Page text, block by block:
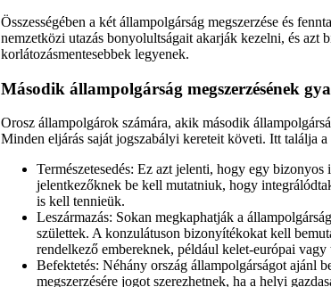
Összességében a két állampolgárság megszerzése és
nemzetközi utazás bonyolultságait akarják kezelni, és azt
korlátozásmentesebbek legyenek.
Második állampolgárság megszerzésének
Orosz állampolgárok számára, akik második
Minden eljárás saját jogszabályi kereteit követi. Itt találja
Természetesedés: Ez azt jelenti, hogy egy
jelentkezőknek be kell mutatniuk, hogy
is kell tennieük.
Leszármazás: Sokan megkaphatják a
születtek. A konzulátuson bizonyítékokat kell
rendelkező embereknek, például kelet-európai
Befektetés: Néhány ország állampolgárságot ajánl
megszerzésére jogot szerezhetnek, ha a helyi